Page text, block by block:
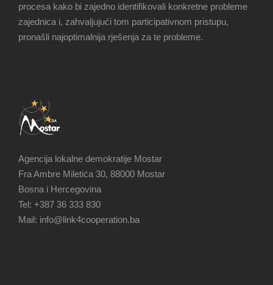
procesa kako bi zajedno identifikovali konkretne probleme
zajednica i, zahvaljujući tom participativnom pristupu,
pronašli najoptimalnija rješenja za te probleme.
Agencija lokalne demokratije Mostar
Fra Ambre Miletića 30, 88000 Mostar
Bosna i Hercegovina
Tel: +387 36 333 830
Mail: info@link4cooperation.ba